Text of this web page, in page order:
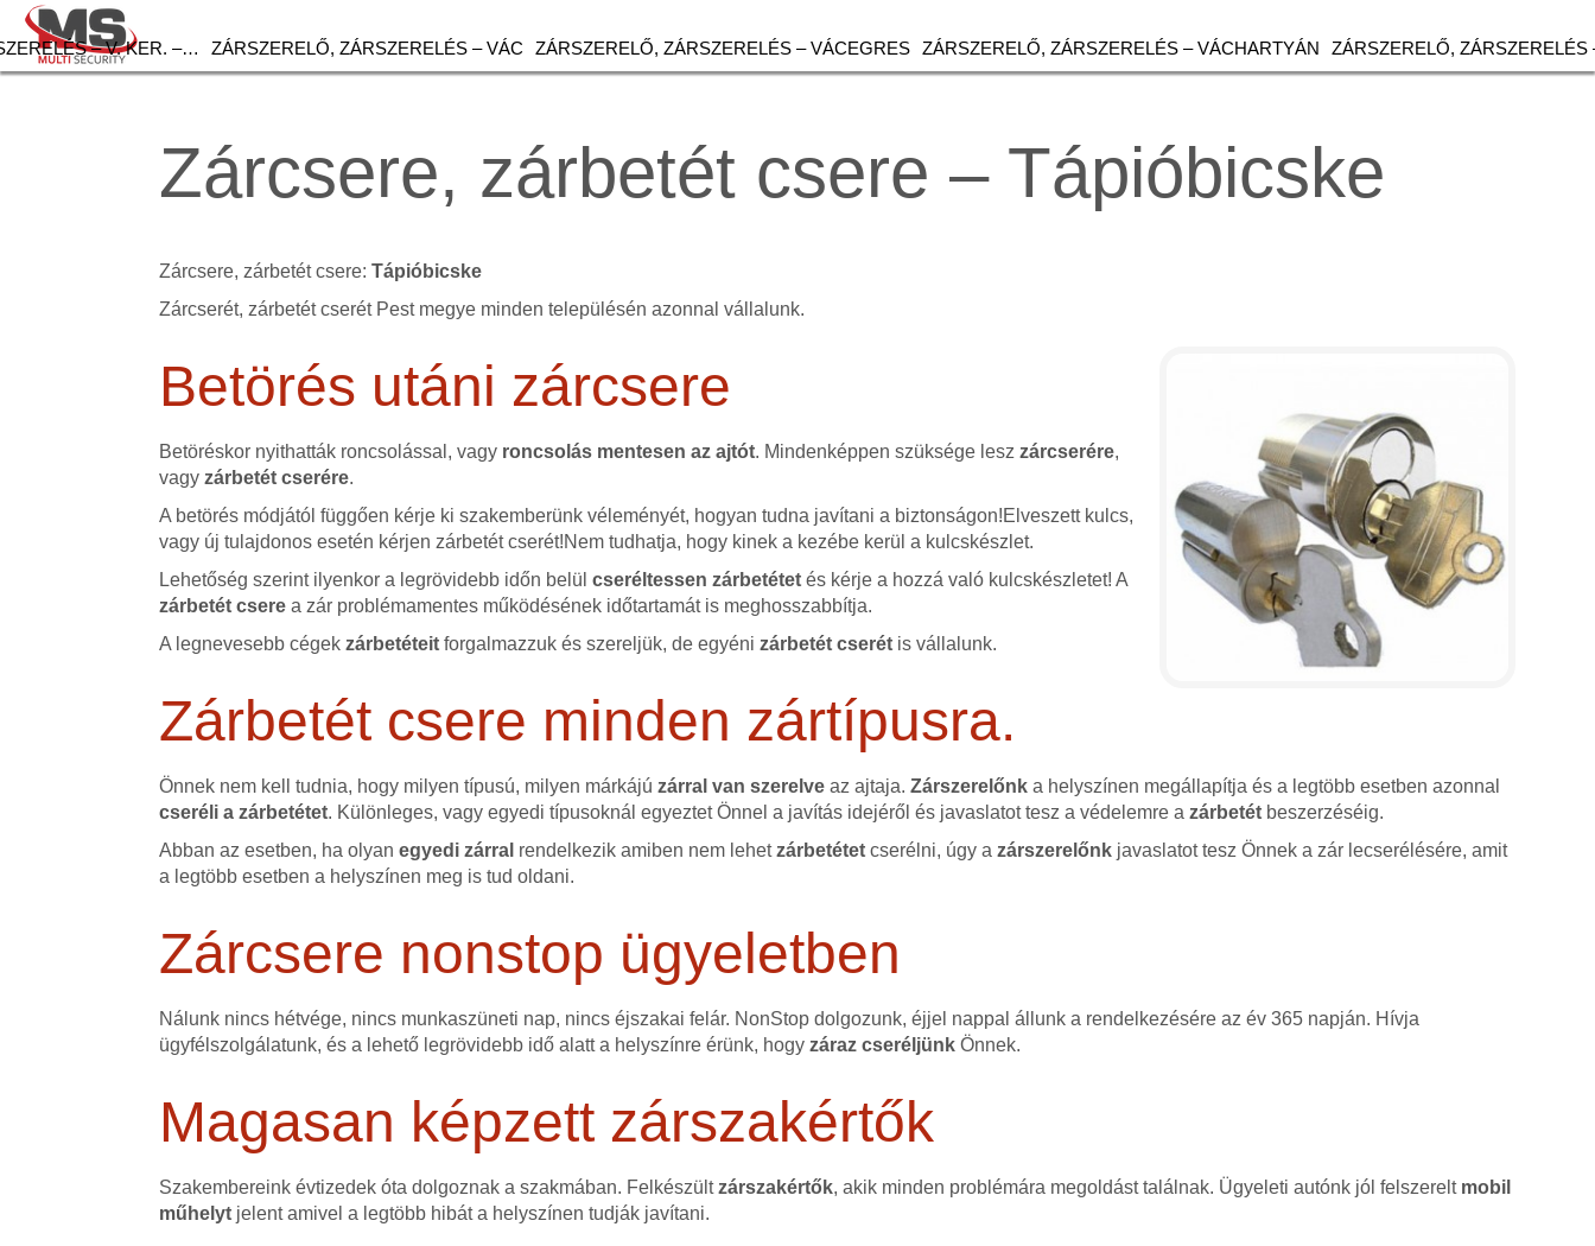
– V. KER. –… ZÁRSZERELŐ, ZÁRSZERELÉS – VÁC ZÁRSZERELŐ, ZÁRSZERELÉS – VÁCEGRES ZÁRSZERELŐ, ZÁRSZERELÉS – VÁCHARTYÁN ZÁRSZERELŐ, ZÁRSZERELÉS
Zárcsere, zárbetét csere – Tápióbicske
Zárcsere, zárbetét csere:Tápióbicske
Zárcserét, zárbetét cserét Pest megye minden településén azonnal vállalunk.
Betörés utáni zárcsere
Betöréskor nyithatták roncsolással, vagy roncsolás mentesen az ajtót. Mindenképpen szüksége leszzárcserére,
vagy zárbetét cserére.
A betörés módjától függően kérje ki szakemberünk véleményét, hogyan tudna javítani a biztonságon!Elveszett kulcs,
vagy új tulajdonos esetén kérjen zárbetét cserét!Nem tudhatja, hogy kinek a kezébe kerül a kulcskészlet.
Lehetőség szerint ilyenkor a legrövidebb időn belülcseréltessen zárbetétet és kérje a hozzá való kulcskészletet! A
zárbetét csere a zár problémamentes működésének időtartamát is meghosszabbítja.
A legnevesebb cégekzárbetéteit forgalmazzuk és szereljük, de egyénizárbetét cserét is vállalunk.
Zárbetét csere minden zártípusra.
Önnek nem kell tudnia, hogy milyen típusú, milyen márkájúzárral van szerelve az ajtaja.Zárszerelőnk a helyszínen megállapítja és a legtöbb esetben azonnal
cseréli a zárbetétet. Különleges, vagy egyedi típusoknál egyeztet Önnel a javítás idejéről és javaslatot tesz a védelemre azárbetét beszerzéséig.
Abban az esetben, ha olyanegyedi zárral rendelkezik amiben nem lehetzárbetétet cserélni, úgy a zárszerelőnk javaslatot tesz Önnek a zár lecserélésére, amit
a legtöbb esetben a helyszínen meg is tud oldani.
Zárcsere nonstop ügyeletben
Nálunk nincs hétvége, nincs munkaszüneti nap, nincs éjszakai felár. NonStop dolgozunk, éjjel nappal állunk a rendelkezésére az év 365 napján. Hívja
ügyfélszolgálatunk, és a lehető legrövidebb idő alatt a helyszínre érünk, hogyzáraz cseréljünk Önnek.
Magasan képzett zárszakértők
Szakembereink évtizedek óta dolgoznak a szakmában. Felkészültzárszakértők, akik minden problémára megoldást találnak. Ügyeleti autónk jól felszerelt mobil
műhelyt jelent amivel a legtöbb hibát a helyszínen tudják javítani.